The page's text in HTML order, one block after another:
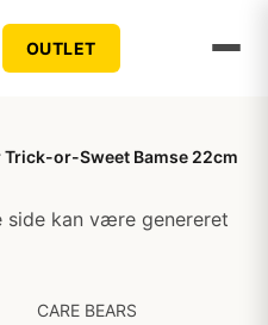
OUTLET
Trick-or-Sweet Bamse 22cm
side kan være genereret
CARE BEARS